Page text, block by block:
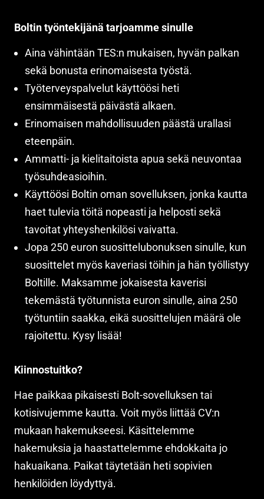
Boltin työntekijänä tarjoamme sinulle
Aina vähintään TES:n mukaisen, hyvän palkan
sekä bonusta erinomaisesta työstä.
Työterveyspalvelut käyttöösi heti
ensimmäisestä päivästä alkaen.
Erinomaisen mahdollisuuden päästä urallasi
eteenpäin.
Ammatti- ja kielitaitoista apua sekä neuvontaa
työsuhdeasioihin.
Käyttöösi Boltin oman sovelluksen, jonka kautta
haet tulevia töitä nopeasti ja helposti sekä
tavoitat yhteyshenkilösi vaivatta.
Jopa 250 euron suosittelubonuksen sinulle, kun
suosittelet myös kaveriasi töihin ja hän työllistyy
Boltille. Maksamme jokaisesta kaverisi
tekemästä työtunnista euron sinulle, aina 250
työtuntiin saakka, eikä suosittelujen määrä ole
rajoitettu. Kysy lisää!
Kiinnostuitko?
Hae paikkaa pikaisesti Bolt-sovelluksen tai
kotisivujemme kautta. Voit myös liittää CV:n
mukaan hakemukseesi. Käsittelemme
hakemuksia ja haastattelemme ehdokkaita jo
hakuaikana. Paikat täytetään heti sopivien
henkilöiden löydyttyä.